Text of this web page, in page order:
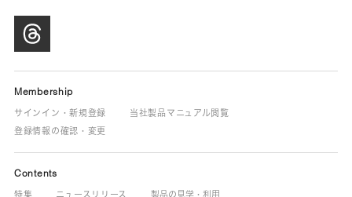
Membership
サインイン・新規登録
当社製品マニュアル閲覧
登録情報の確認・変更
Contents
特集 ニュースリリース 製品の見学・利用